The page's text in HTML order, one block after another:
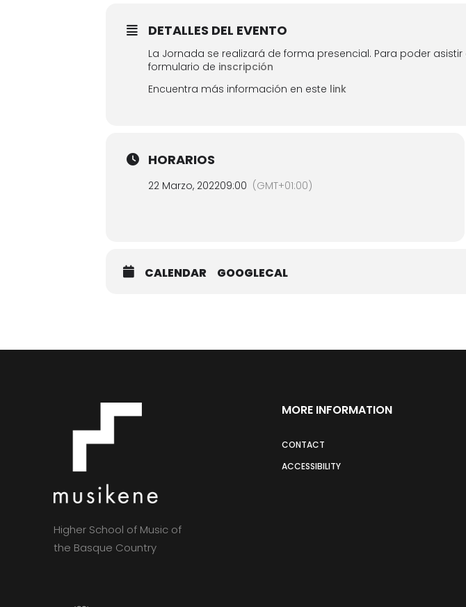
DETALLES DEL EVENTO
La Jornada se realizará de forma presencial. Para poder
formulario de inscripción
Encuentra más información en este link
HORARIOS
22 Marzo, 202209:00 (GMT+01:00)
CALENDAR GOOGLECAL
Higher School of Music of
the Basque Country
MORE INFORMATION
CONTACT
ACCESSIBILITY